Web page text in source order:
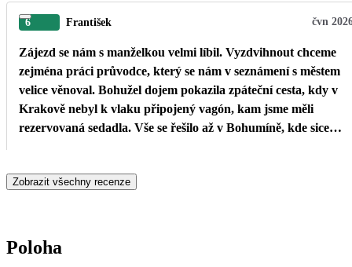
6 František čvn
Zájezd se nám s manželkou velmi líbil. Vyzdvihnout chceme
zejména práci průvodce, který se nám v seznámení s městem
velice věnoval. Bohužel dojem pokazila zpáteční cesta, kdy v
Krakově nebyl k vlaku připojený vagón, kam jsme měli
rezervovaná sedadla. Vše se řešilo až v Bohumíně, kde sice
poslední třetina již proběhla v pořádku. Protože problémy s
Zobrazit všechny recenze
Poloha